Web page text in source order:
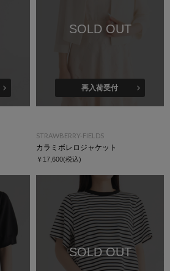
SOLD OUT
再入荷受付
STRAWBERRY-FIELDS
カラミボレロジャケット
￥17,600(税込)
SOLD OUT